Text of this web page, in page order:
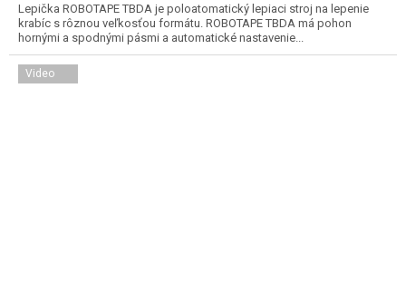
Lepička ROBOTAPE TBDA je poloatomatický lepiaci stroj na lepenie
krabíc s rôznou veľkosťou formátu. ROBOTAPE TBDA má pohon
hornými a spodnými pásmi a automatické nastavenie...
Video